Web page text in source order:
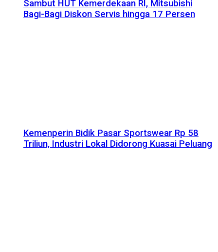
Sambut HUT Kemerdekaan RI, Mitsubishi
Bagi-Bagi Diskon Servis hingga 17 Persen
Kemenperin Bidik Pasar Sportswear Rp 58
Triliun, Industri Lokal Didorong Kuasai Peluang